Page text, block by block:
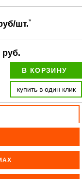
шт.*
руб.
В КОРЗИНУ
купить в один клик